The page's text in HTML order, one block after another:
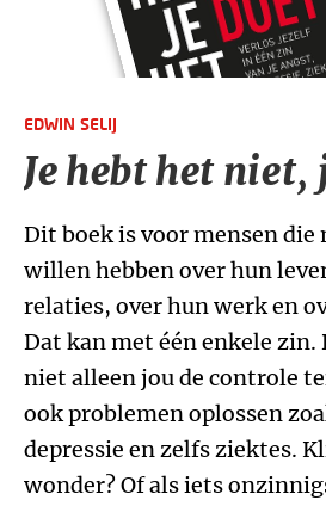
EDWIN SELIJ
Je hebt het niet,
Dit boek is voor mensen die
willen hebben over hun
relaties, over hun werk en
Dat kan met één enkele zin.
niet alleen jou de controle
ook problemen oplossen
depressie en zelfs ziektes.
wonder? Of als iets